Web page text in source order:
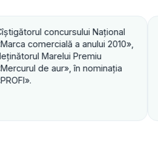
Laureat al Premiului de Stat în
domeniul calităţii, productivităţii şi
competitivităţii 2003